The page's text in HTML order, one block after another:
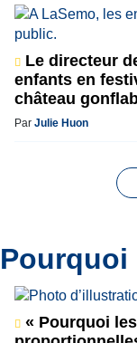
Le directeur
enfants en
château
Par Julie Huon
Pourquoi
« Pourquoi